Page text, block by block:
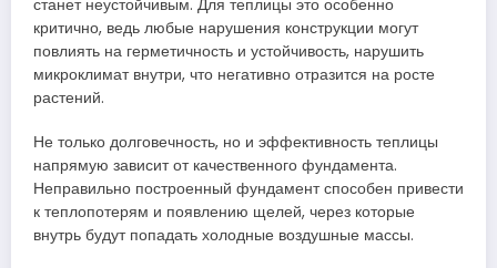
станет неустойчивым. Для теплицы это особенно
критично, ведь любые нарушения конструкции могут
повлиять на герметичность и устойчивость, нарушить
микроклимат внутри, что негативно отразится на росте
растений.
Не только долговечность, но и эффективность теплицы
напрямую зависит от качественного фундамента.
Неправильно построенный фундамент способен привести
к теплопотерям и появлению щелей, через которые
внутрь будут попадать холодные воздушные массы.